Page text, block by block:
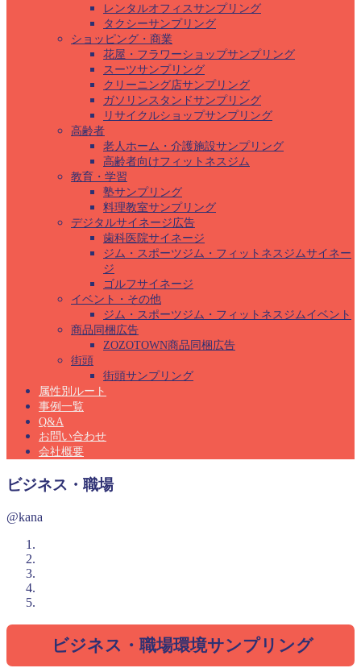
レンタルオフィスサンプリング
タクシーサンプリング
ショッピング・商業
花屋・フラワーショップサンプリング
スーツサンプリング
クリーニング店サンプリング
ガソリンスタンドサンプリング
リサイクルショップサンプリング
高齢者
老人ホーム・介護施設サンプリング
高齢者向けフィットネスジム
教育・学習
塾サンプリング
料理教室サンプリング
デジタルサイネージ広告
歯科医院サイネージ
ジム・スポーツジム・フィットネスジムサイネー
ジ
ゴルフサイネージ
イベント・その他
ジム・スポーツジム・フィットネスジムイベント
商品同梱広告
ZOZOTOWN商品同梱広告
街頭
街頭サンプリング
属性別ルート
事例一覧
Q&A
お問い合わせ
会社概要
ビジネス・職場
@kana
ビジネス・職場環境サンプリング